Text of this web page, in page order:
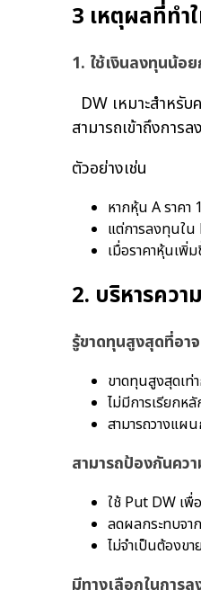
3 เหตุผลที่ทำ
1. ใช้เงินลงทุนน้อ
DW เหมาะสำหรั
สามารถเข้าถึงการ
ตัวอย่างเช่น
หากหุ้น A ราคา
แต่การลงทุนใน
เมื่อราคาหุ้นเพิ่
2. บริหารควา
รู้ขาดทุนสูงสุดที่อ
ขาดทุนสูงสุดเท่
ไม่มีการเรียกห
สามารถวางแผ
สามารถป้องกันค
ใช้ Put DW เพื่
ลดผลกระทบจ
ไม่จำเป็นต้องข
มีทางเลือกในการ